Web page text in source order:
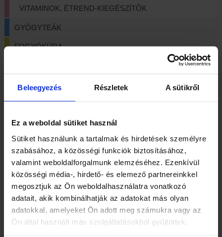
Beleegyezés Részletek A sütikről
Ez a weboldal sütiket használ
Sütiket használunk a tartalmak és hirdetések személyre
szabásához, a közösségi funkciók biztosításához,
valamint weboldalforgalmunk elemzéséhez. Ezenkívül
közösségi média-, hirdető- és elemező partnereinkkel
megosztjuk az Ön weboldalhasználatra vonatkozó
adatait, akik kombinálhatják az adatokat más olyan
adatokkal, amelyeket Ön adott meg számukra vagy az
Ön által használt más szolgáltatásokból gyűjtöttek.
VITAMINOK, ÉTREND-KIEGÉSZÍTŐK
GYÓGYTEÁK
FOGYÓKÚRA
HERBÁRIA TERMÉKEK
KOZMETIKUMOK
LÁBBELIK, TALPBETÉTEK
REFORMÉLELMISZEREK
TERÁPIÁS ESZKÖZÖK
NYITOLAP / TERMÉK / MÉREGTELENÍTÉS